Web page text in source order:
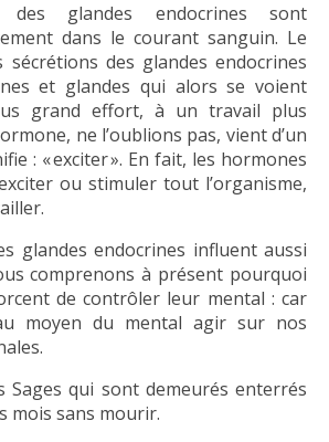
des glandes endocrines sont
dans le courant sanguin. Le
des glandes endocrines
et glandes qui alors se voient
grand effort, à un travail plus
ne l’oublions pas, vient d’un
: « exciter ». En fait, les hormones
ou stimuler tout l’organisme,
glandes endocrines influent aussi
comprenons à présent pourquoi
de contrôler leur mental : car
moyen du mental agir sur nos
Sages qui sont demeurés enterrés
mois sans mourir.